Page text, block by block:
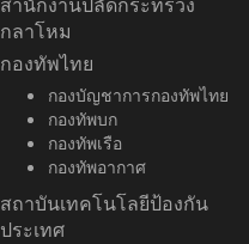
กลาโหม
กองทัพไทย
กองบัญชาการกองทัพไทย
กองทัพบก
กองทัพเรือ
กองทัพอากาศ
สถาบันเทคโนโลยีป้องกัน
ประเทศ